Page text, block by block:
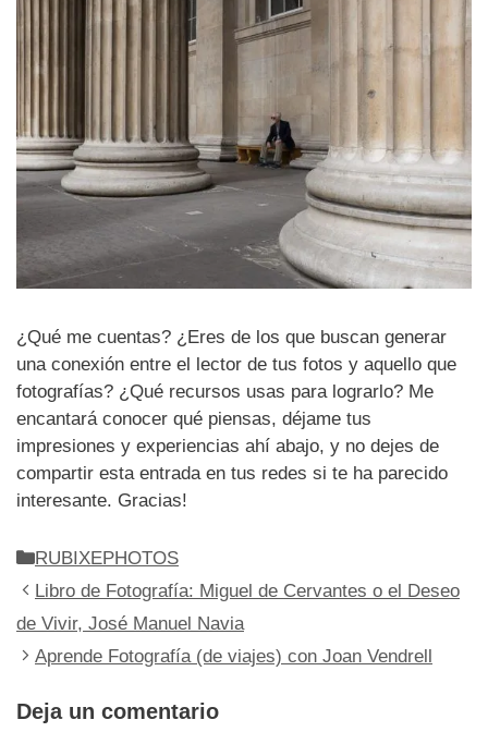
¿Qué me cuentas? ¿Eres de los que buscan generar
una conexión entre el lector de tus fotos y aquello que
fotografías? ¿Qué recursos usas para lograrlo? Me
encantará conocer qué piensas, déjame tus
impresiones y experiencias ahí abajo, y no dejes de
compartir esta entrada en tus redes si te ha parecido
interesante. Gracias!
Categorías
RUBIXEPHOTOS
Libro de Fotografía: Miguel de Cervantes o el Deseo
de Vivir, José Manuel Navia
Aprende Fotografía (de viajes) con Joan Vendrell
Deja un comentario